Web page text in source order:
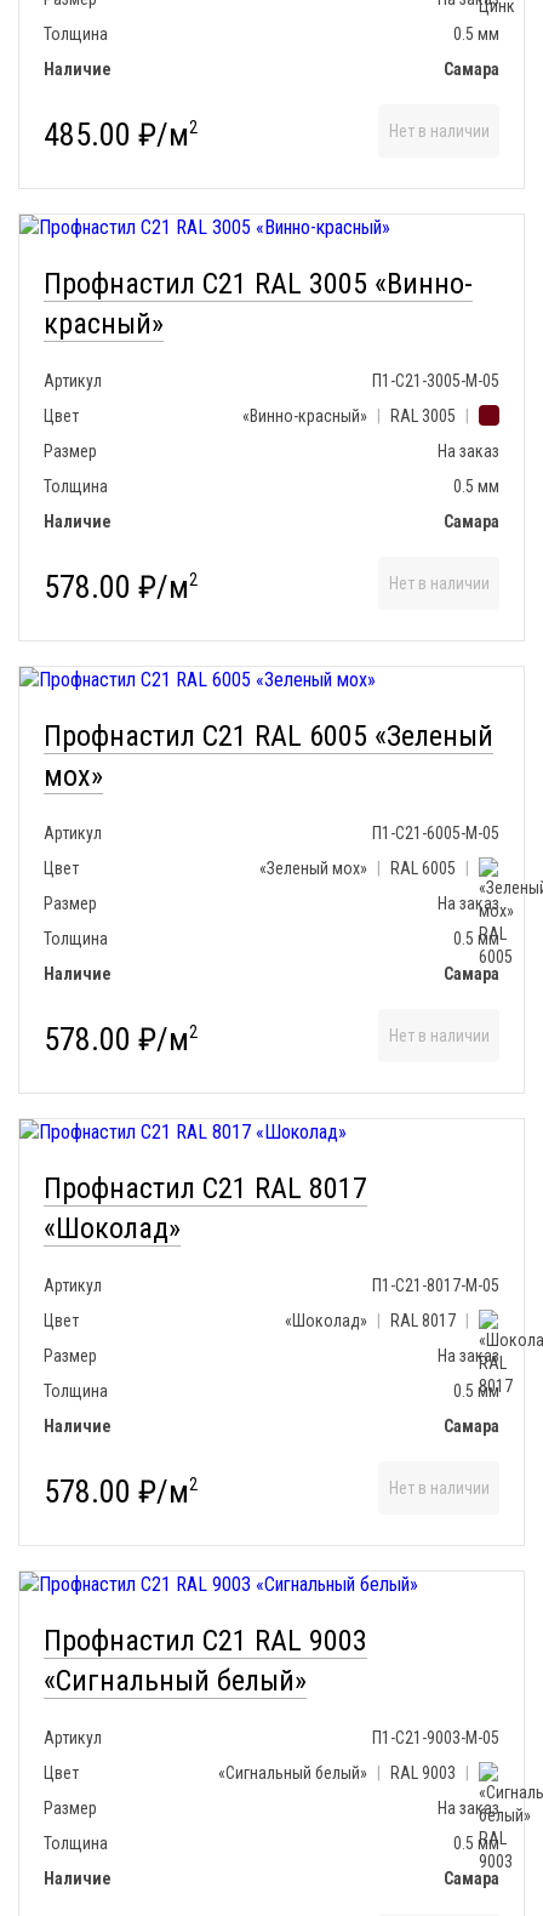
Толщина
0.5 мм
Наличие
Самара
485.00 ₽/м2 Нет в наличии
Профнастил С21 RAL 3005 «Винно-
красный»
Артикул
П1-С21-3005-М-05
Цвет
«Винно-красный» RAL 3005
Размер
На заказ
Толщина
0.5 мм
Наличие
Самара
578.00 ₽/м2 Нет в наличии
Профнастил С21 RAL 6005 «Зеленый
мох»
Артикул
П1-С21-6005-М-05
Цвет
«Зеленый мох» RAL 6005
Размер
На заказ
Толщина
0.5 мм
Наличие
Самара
578.00 ₽/м2 Нет в наличии
Профнастил С21 RAL 8017
«Шоколад»
Артикул
П1-С21-8017-М-05
Цвет
«Шоколад» RAL 8017
Размер
На заказ
Толщина
0.5 мм
Наличие
Самара
578.00 ₽/м2 Нет в наличии
Профнастил С21 RAL 9003
«Сигнальный белый»
Артикул
П1-С21-9003-М-05
Цвет
«Сигнальный белый» RAL 9003
Размер
На заказ
Толщина
0.5 мм
Наличие
Самара